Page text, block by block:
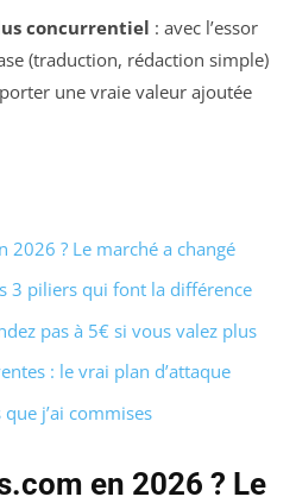
concurrentiel : avec l’essor
(traduction, rédaction simple)
une vraie valeur ajoutée
2026 ? Le marché a changé
3 piliers qui font la différence
pas à 5€ si vous valez plus
: le vrai plan d’attaque
j’ai commises
en 2026 ? Le